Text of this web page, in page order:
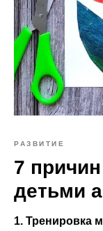
РАЗВИТИЕ
7
детьми
1. Тренировка